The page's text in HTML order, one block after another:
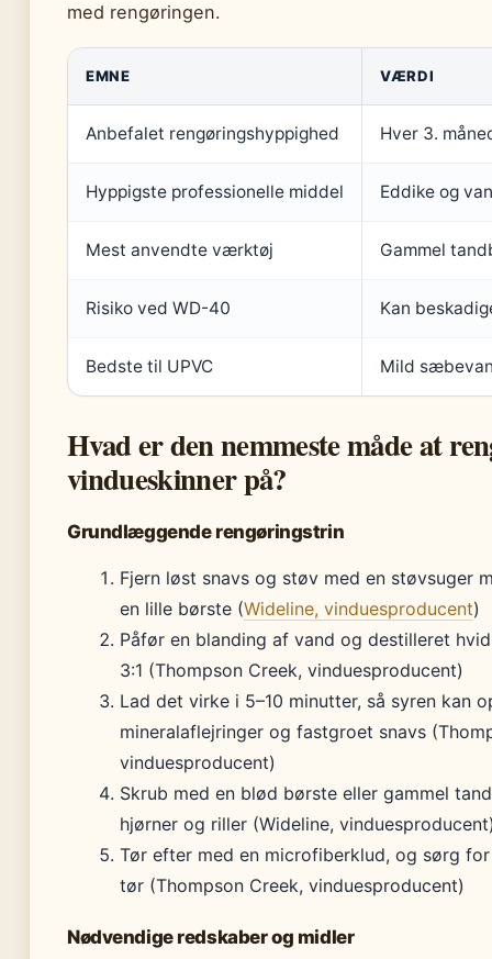
med rengøringen.
EMNE VÆRDI
Anbefalet rengøringshyppighed Hver 3.
Hyppigste professionelle middel Eddike og
Mest anvendte værktøj Gammel
Risiko ved WD-40 Kan
Bedste til UPVC Mild
Hvad er den nemmeste måde at
vindueskinner på?
Grundlæggende rengøringstrin
Fjern løst snavs og støv med en støvsuger
en lille børste (Wideline, vinduesproducent)
Påfør en blanding af vand og destilleret
3:1 (Thompson Creek, vinduesproducent)
Lad det virke i 5–10 minutter, så syren kan
mineralaflejringer og fastgroet snavs
vinduesproducent)
Skrub med en blød børste eller gammel
hjørner og riller (Wideline,
Tør efter med en microfiberklud, og sørg
tør (Thompson Creek, vinduesproducent)
Nødvendige redskaber og midler